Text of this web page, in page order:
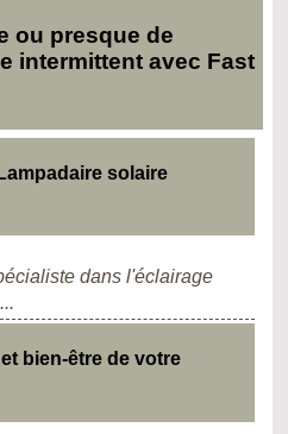
ou presque de
intermittent avec Fast
solaire
dans l'éclairage
bien-être de votre